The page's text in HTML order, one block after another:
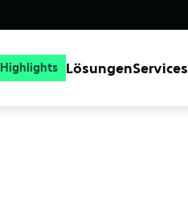
Highlights LösungenServices